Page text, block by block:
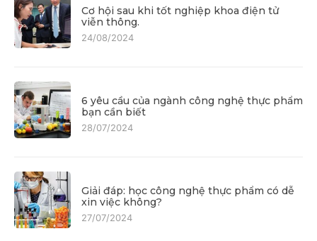
Cơ hội sau khi tốt nghiệp khoa điện tử
viễn thông.
24/08/2024
6 yêu cầu của ngành công nghệ thực phẩm
bạn cần biết
28/07/2024
Giải đáp: học công nghệ thực phẩm có dễ
xin việc không?
27/07/2024